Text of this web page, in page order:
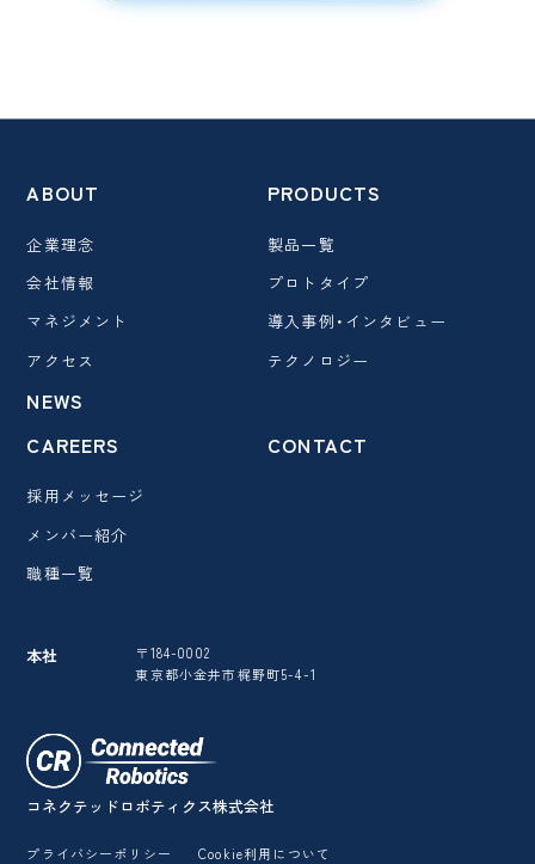
コネクテッドロボティクス株式会社
本社
〒184-0002
東京都小金井市梶野町5-4-1
ABOUT
企業理念
会社情報
マネジメント
アクセス
PRODUCTS
製品一覧
プロトタイプ
導入事例・インタビュー
テクノロジー
NEWS
CAREERS
採用メッセージ
メンバー紹介
職種一覧
CONTACT
プライバシーポリシー Cookie利用について